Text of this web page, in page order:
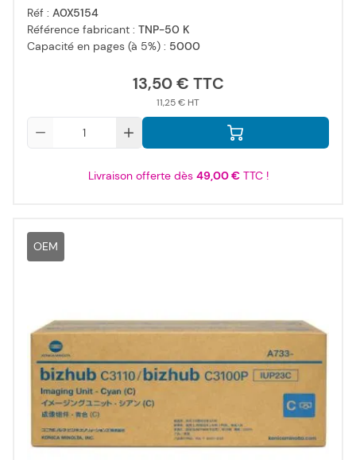
Réf : A0X5154
Référence fabricant : TNP-50 K
Capacité en pages (à 5%) : 5000
13,50 €
11,25 €
Livraison offerte dès 49,00 €TTC !
OEM